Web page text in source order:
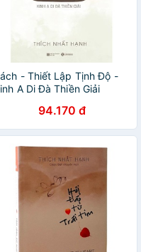
- Thiết Lập Tịnh Độ -
A Di Đà Thiền Giải
94.170 đ